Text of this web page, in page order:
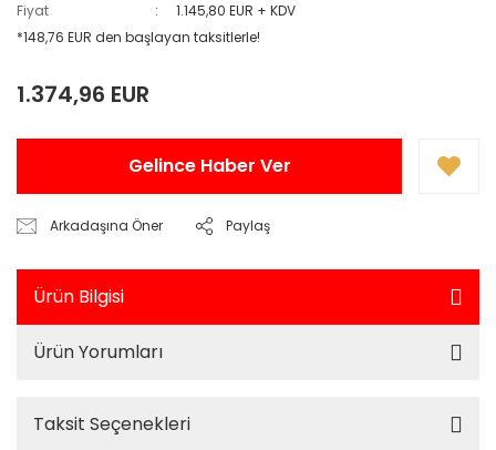
Fiyat
1.145,80 EUR + KDV
*148,76 EUR den başlayan taksitlerle!
1.374,96 EUR
Gelince Haber Ver
Arkadaşına Öner Paylaş
Ürün Bilgisi
Ürün Yorumları
Taksit Seçenekleri